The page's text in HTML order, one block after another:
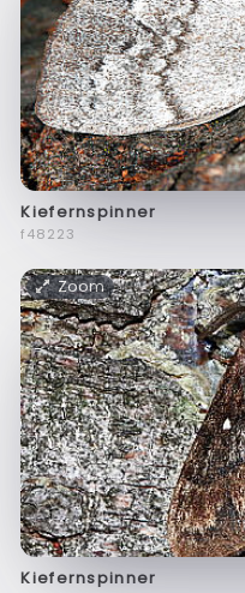
Kiefernspinner
f48223
Zoom
Kiefernspinner